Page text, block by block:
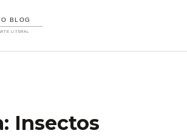
Insectos